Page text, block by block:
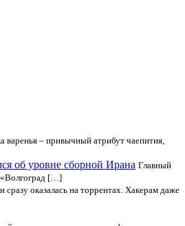
варенья – привычный атрибут чаепития,
об уровне сборной Ирана Главный
«Волгоград […]
оказалась на торрентах. Хакерам даже